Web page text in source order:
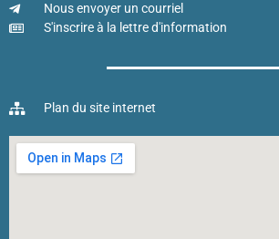
Nous envoyer un courriel
S'inscrire à la lettre d'information
Plan du site internet